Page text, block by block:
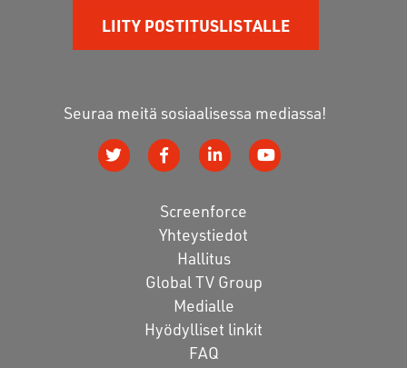
LIITY POSTITUSLISTALLE
Seuraa meitä sosiaalisessa mediassa!
Screenforce
Yhteystiedot
Hallitus
Global TV Group
Medialle
Hyödylliset linkit
FAQ